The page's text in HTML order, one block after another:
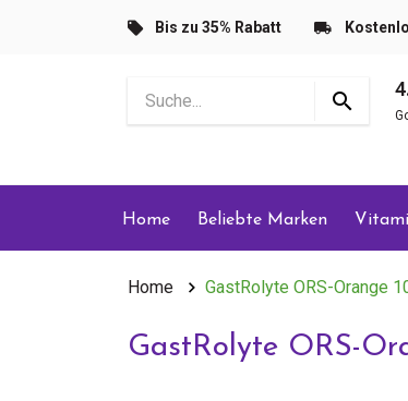
Bis zu 35% Rabatt
Home Beliebte Marken
Home GastRolyte ORS-Orange
GastRolyte ORS-